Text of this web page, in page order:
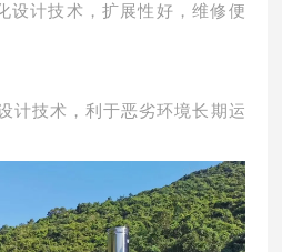
设计技术，扩展性好，维修便
计技术，利于恶劣环境长期运